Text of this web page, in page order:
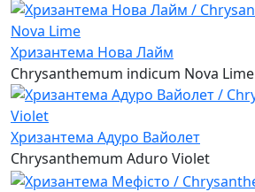
Хризантема Нова Лайм
Chrysanthemum indicum Nova Lime
Хризантема Адуро Вайолет
Chrysanthemum Aduro Violet